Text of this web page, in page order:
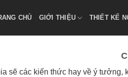
CHỦ GIỚI THIỆU THIẾT KẾ
sẽ các kiến thức hay về ý tưởng,